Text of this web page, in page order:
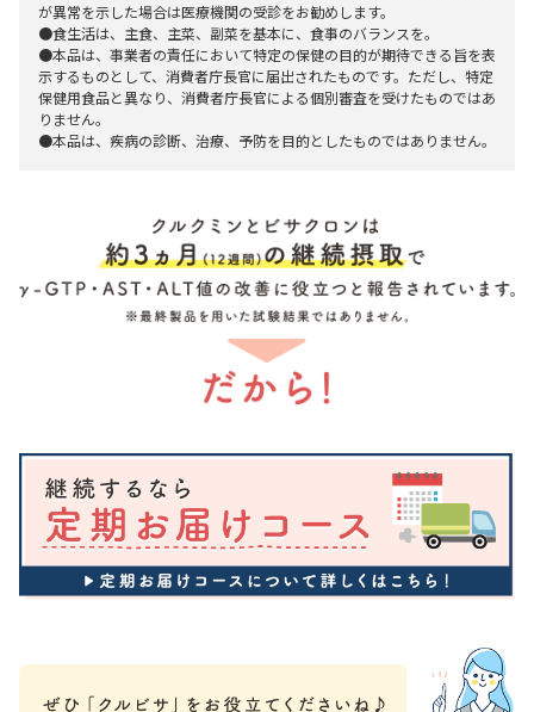
が異常を示した場合は医療機関の受診をお勧めします。
●食生活は、主食、主菜、副菜を基本に、食事のバランスを。
●本品は、事業者の責任において特定の保健の目的が期待できる旨を表
示するものとして、消費者庁長官に届出されたものです。ただし、特定
保健用食品と異なり、消費者庁長官による個別審査を受けたものではあ
りません。
●本品は、疾病の診断、治療、予防を目的としたものではありません。